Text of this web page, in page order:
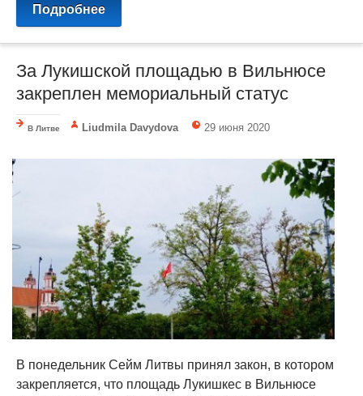
Подробнее
За Лукишской площадью в Вильнюсе
закреплен мемориальный статус
В Литве Liudmila Davydova 29 июня 2020
В понедельник Cейм Литвы принял закон, в котором
закрепляется, что площадь Лукишкес в Вильнюсе